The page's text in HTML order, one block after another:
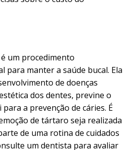
um procedimento
para manter a saúde bucal. Ela
de doenças
dos dentes, previne o
a prevenção de cáries. É
de tártaro seja realizada
de uma rotina de cuidados
um dentista para avaliar